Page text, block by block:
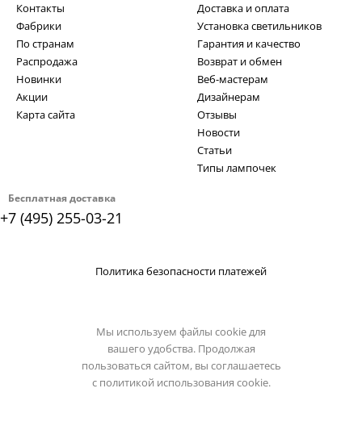
Бесплатная доставка
+7 (495) 255-03-21
Контакты
Фабрики
По странам
Распродажа
Новинки
Акции
Карта сайта
Доставка и оплата
Установка светильников
Гарантия и качество
Возврат и обмен
Веб-мастерам
Дизайнерам
Отзывы
Новости
Статьи
Типы лампочек
Политика безопасности платежей
Мы используем файлы cookie для
вашего удобства. Продолжая
пользоваться сайтом, вы соглашаетесь
с политикой использования cookie.